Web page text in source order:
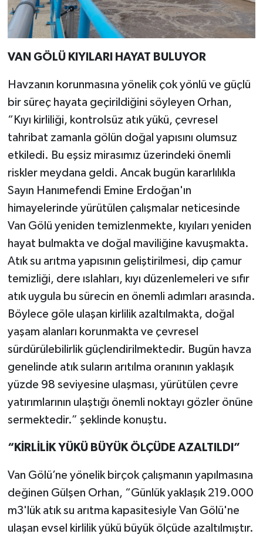
VAN GÖLÜ KIYILARI HAYAT BULUYOR
Havzanın korunmasına yönelik çok yönlü ve güçlü
bir süreç hayata geçirildiğini söyleyen Orhan,
“Kıyı kirliliği, kontrolsüz atık yükü, çevresel
tahribat zamanla gölün doğal yapısını olumsuz
etkiledi. Bu eşsiz mirasımız üzerindeki önemli
riskler meydana geldi. Ancak bugün kararlılıkla
Sayın Hanımefendi Emine Erdoğan'ın
himayelerinde yürütülen çalışmalar neticesinde
Van Gölü yeniden temizlenmekte, kıyıları yeniden
hayat bulmakta ve doğal maviliğine kavuşmakta.
Atık su arıtma yapısının geliştirilmesi, dip çamur
temizliği, dere ıslahları, kıyı düzenlemeleri ve sıfır
atık uygula bu sürecin en önemli adımları arasında.
Böylece göle ulaşan kirlilik azaltılmakta, doğal
yaşam alanları korunmakta ve çevresel
sürdürülebilirlik güçlendirilmektedir. Bugün havza
genelinde atık suların arıtılma oranının yaklaşık
yüzde 98 seviyesine ulaşması, yürütülen çevre
yatırımlarının ulaştığı önemli noktayı gözler önüne
sermektedir.” şeklinde konuştu.
“KİRLİLİK YÜKÜ BÜYÜK ÖLÇÜDE AZALTILDI”
Van Gölü’ne yönelik birçok çalışmanın yapılmasına
değinen Gülşen Orhan, “Günlük yaklaşık 219.000
m3'lük atık su arıtma kapasitesiyle Van Gölü'ne
ulaşan evsel kirlilik yükü büyük ölçüde azaltılmıştır.